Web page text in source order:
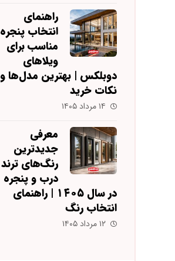
راهنمای
انتخاب پنجره
مناسب برای
ویلاهای
دوبلکس | بهترین مدل‌ها و
نکات خرید
۱۴ مرداد ۱۴۰۵
معرفی
جدیدترین
رنگ‌های ترند
درب و پنجره
در سال ۱۴۰۵ | راهنمای
انتخاب رنگ
۱۲ مرداد ۱۴۰۵